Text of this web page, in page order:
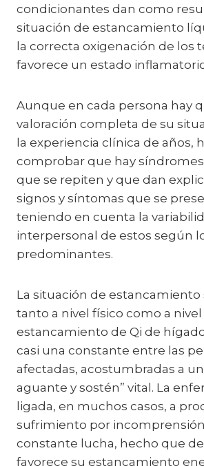
condicionantes dan como
situación de estancamiento
la correcta oxigenación de los
favorece un estado
Aunque en cada persona hay
valoración completa de su
la experiencia clínica de años,
comprobar que hay
que se repiten y que dan
signos y síntomas que se
teniendo en cuenta la
interpersonal de estos según
predominantes.
La situación de estancamiento
tanto a nivel físico como a nivel
estancamiento de Qi de
casi una constante entre las
afectadas, acostumbradas a
aguante y sostén” vital. La
ligada, en muchos casos, a
sufrimiento por
constante lucha, hecho que
favorece su estancamiento